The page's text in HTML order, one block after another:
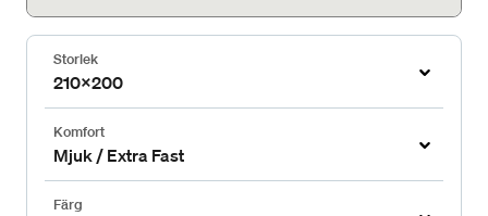
Storlek
210x200
Komfort
Mjuk / Extra Fast
Färg